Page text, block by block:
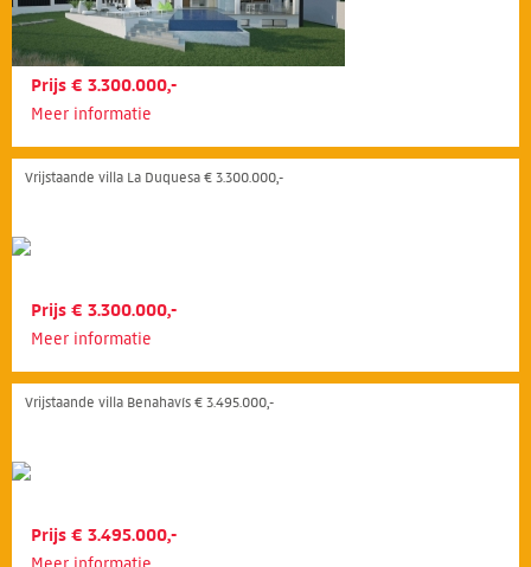
Prijs € 3.300.000,-
Meer informatie
Vrijstaande villa La Duquesa € 3.300.000,-
Prijs € 3.300.000,-
Meer informatie
Vrijstaande villa Benahavís € 3.495.000,-
Prijs € 3.495.000,-